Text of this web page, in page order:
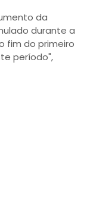
da
durante a
fim do primeiro
período",